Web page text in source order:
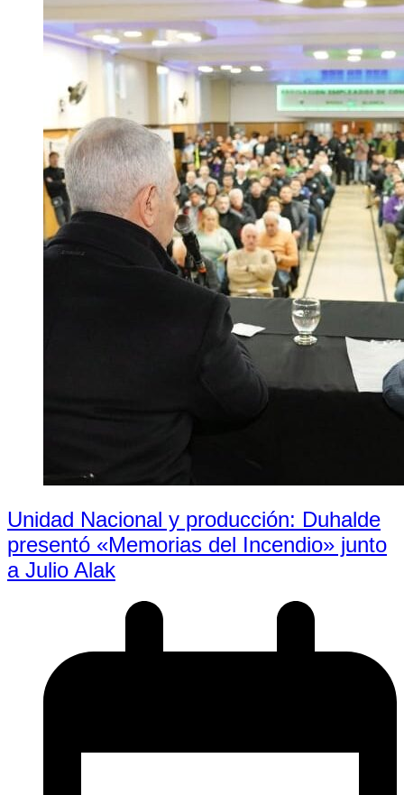
Unidad Nacional y producción: Duhalde
presentó «Memorias del Incendio» junto
a Julio Alak